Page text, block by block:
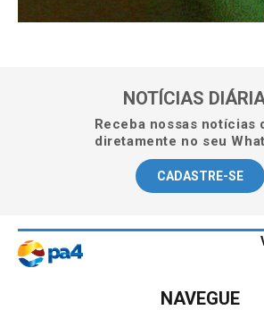
NOTÍCIAS
Receba nossas notícias
diretamente no seu
CADASTRE-SE
NAVEGUE